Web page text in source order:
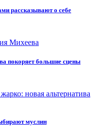
рассказывают о себе
покоряет большие сцены
муслин